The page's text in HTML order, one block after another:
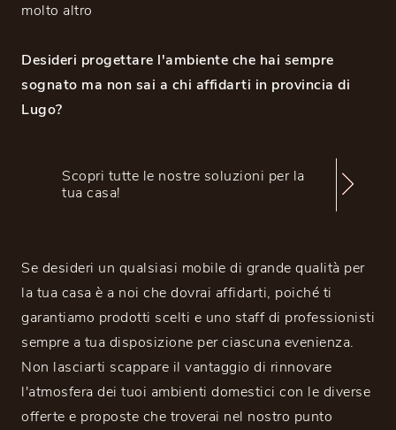
molto altro
Desideri progettare l'ambiente che hai sempre
sognato ma non sai a chi affidarti in provincia di
Lugo?
Scopri tutte le nostre soluzioni per la
tua casa!
Se desideri un qualsiasi mobile di grande qualità per
la tua casa è a noi che dovrai affidarti, poiché ti
garantiamo prodotti scelti e uno staff di professionisti
sempre a tua disposizione per ciascuna evenienza.
Non lasciarti scappare il vantaggio di rinnovare
l'atmosfera dei tuoi ambienti domestici con le diverse
offerte e proposte che troverai nel nostro punto